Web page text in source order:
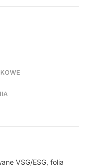
VSG/ESG, folia